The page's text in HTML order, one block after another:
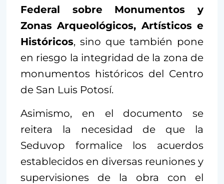
Federal sobre Monumentos y
Zonas Arqueológicos, Artísticos e
Históricos, sino que también pone
en riesgo la integridad de la zona de
monumentos históricos del Centro
de San Luis Potosí.
Asimismo, en el documento se
reitera la necesidad de que la
Seduvop formalice los acuerdos
establecidos en diversas reuniones y
supervisiones de la obra con el